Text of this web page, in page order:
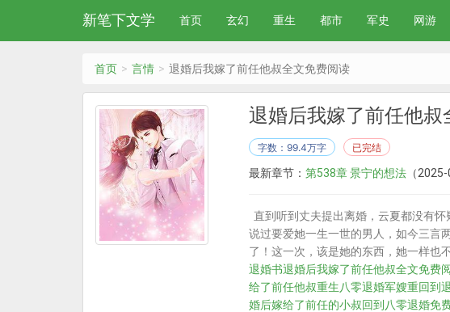
新笔下文学 首页 玄幻 重生 都市 军史 网游
首页 言情 退婚后我嫁了前任他叔全文免费阅读
退婚后我嫁了前任他叔
字数：99.4万字 已完结
最新章节： 第538章 景宁的想法（2025-
直到听到丈夫提出离婚，云夏都没有
说过要爱她一生一世的男人，如今三言
了！这一次，该是她的东西，她一样也
退婚书退婚后我嫁了前任他叔全文免费
给了前任他叔重生八零退婚军嫂重回到
婚后嫁给了前任的小叔回到八零退婚免